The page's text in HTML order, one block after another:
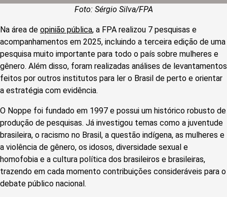
Foto: Sérgio Silva/FPA
Na área de opinião pública, a FPA realizou 7 pesquisas e
acompanhamentos em 2025, incluindo a terceira edição de uma
pesquisa muito importante para todo o país sobre mulheres e
gênero. Além disso, foram realizadas análises de levantamentos
feitos por outros institutos para ler o Brasil de perto e orientar
a estratégia com evidência.
O Noppe foi fundado em 1997 e possui um histórico robusto de
produção de pesquisas. Já investigou temas como a juventude
brasileira, o racismo no Brasil, a questão indígena, as mulheres e
a violência de gênero, os idosos, diversidade sexual e
homofobia e a cultura política dos brasileiros e brasileiras,
trazendo em cada momento contribuições consideráveis para o
debate público nacional.